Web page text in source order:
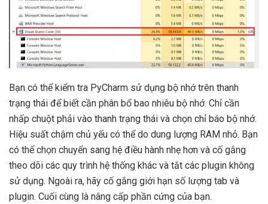
Bạn có thể kiểm tra PyCharm sử dụng bộ nhớ trên thanh
trạng thái để biết cần phân bổ bao nhiêu bộ nhớ. Chỉ cần
nhấp chuột phải vào thanh trạng thái và chọn chỉ báo bộ nhớ.
Hiệu suất chậm chủ yếu có thể do dung lượng RAM nhỏ. Bạn
có thể chọn chuyển sang hệ điều hành nhẹ hơn và cố gắng
theo dõi các quy trình hệ thống khác và tắt các plugin không
sử dụng. Ngoài ra, hãy cố gắng giới hạn số lượng tab và
plugin. Cuối cùng là nâng cấp phần cứng của bạn.